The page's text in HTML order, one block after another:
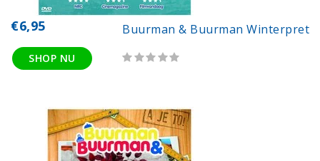
Buurman & Buurman Winterpret
€6,95
SHOP NU